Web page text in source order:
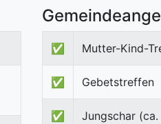
✅ Mutter-Kind-
✅ Gebetstreffen
✅ Jungschar